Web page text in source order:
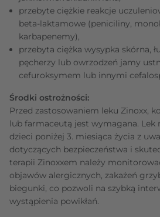
przebyte ciężkie reakcje
beta-laktamowe (peniciliny,
karbapenemy),
przebyta ciężka wysypka skórna,
pęcherzy lub owrzodzeń jamy
cefuroksymem lub innymi
Środki ostrożności:
Przed zastosowaniem leku Zinoxx,
lub farmaceutą jest wymagana. Lek
dzieci poniżej 3. miesiąca życia z
dotyczących bezpieczeństwa i
terapii Zinoxxem należy
objawów alergicznych, zakażeń
biegunki, co pozwoli na szybką
wystąpienia powikłań.